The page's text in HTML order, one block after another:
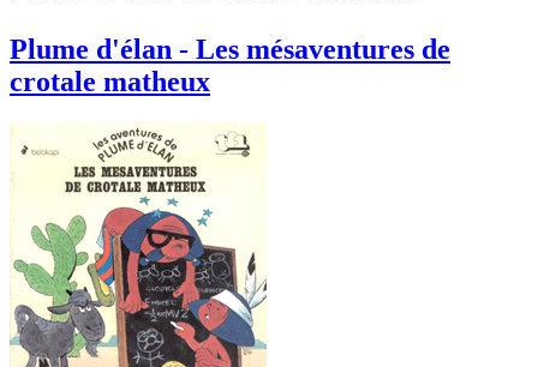
Plume d'élan - Les mésaventures de
crotale matheux